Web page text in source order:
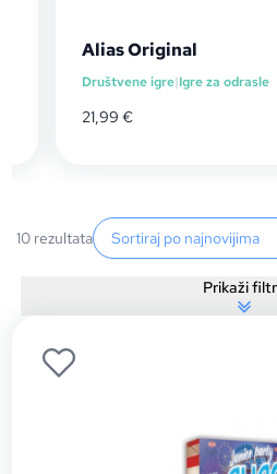
Alias Original
Društvene igre|Igre za odrasle
21,99 €
10 rezultataSortiranje proizvoda
Prikaži